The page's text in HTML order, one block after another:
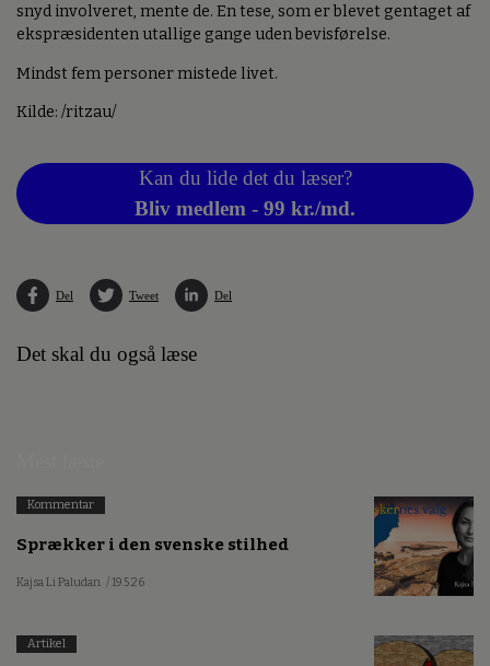
snyd involveret, mente de. En tese, som er blevet gentaget af
ekspræsidenten utallige gange uden bevisførelse.
Mindst fem personer mistede livet.
Kilde: /ritzau/
Kan du lide det du læser?
Bliv medlem - 99 kr./md.
Del Tweet Del
Det skal du også læse
Kommentar
Sprækker i den svenske stilhed
Kajsa Li Paludan / 19.5.26
Artikel